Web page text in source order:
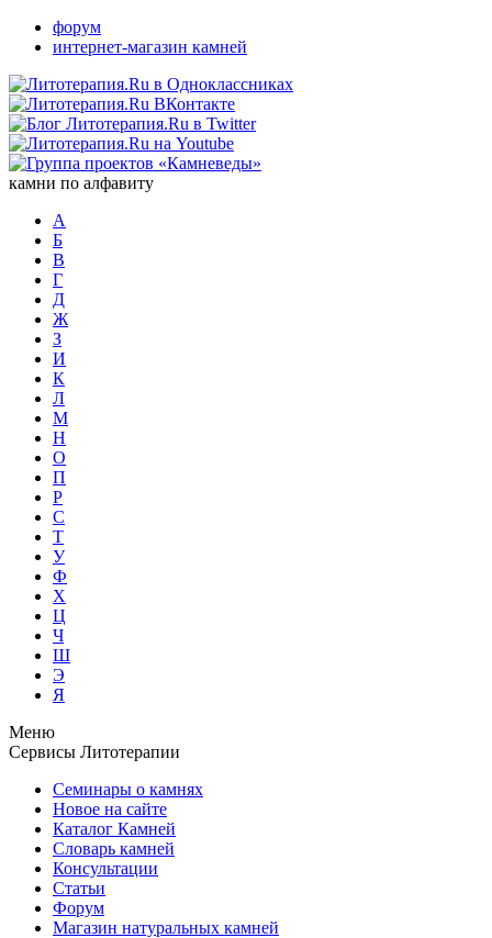
форум
интернет-магазин камней
камни по алфавиту
А
Б
В
Г
Д
Ж
З
И
К
Л
М
Н
О
П
Р
С
Т
У
Ф
Х
Ц
Ч
Ш
Э
Я
Меню
Сервисы Литотерапии
Семинары о камнях
Новое на сайте
Каталог Камней
Словарь камней
Консультации
Статьи
Форум
Магазин натуральных камней